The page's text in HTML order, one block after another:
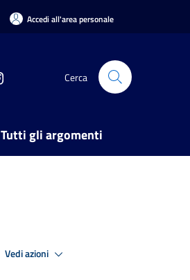
Accedi all'area personale
Cerca
Tutti gli argomenti
Vedi azioni